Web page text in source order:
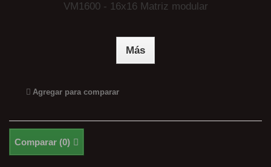
VM1600 - 16x16 Matriz modular
Más
Agregar para comparar
Comparar (0)